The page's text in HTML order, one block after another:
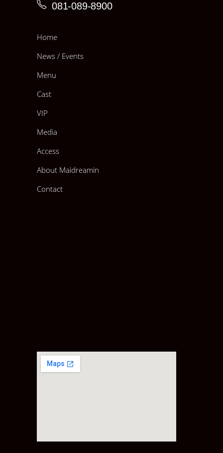
081-089-8900
Home
News / Events
Menu
Cast
VIP
Media
Access
About Maidreamin
Contact